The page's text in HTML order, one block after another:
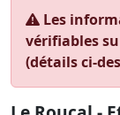
Les
vérifiables
(détails ci-